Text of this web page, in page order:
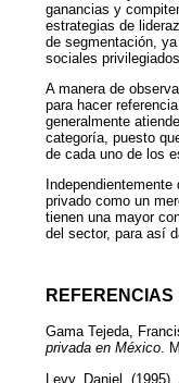
ganancias y
estrategias de
de segmentación,
sociales privilegiados.
A manera de
para hacer
generalmente
categoría, puesto
de cada uno de los
privado como un
tienen una mayor
del sector, para así
REFERENCIAS
Gama Tejeda,
privada en México.
Levy, Daniel. (1995).